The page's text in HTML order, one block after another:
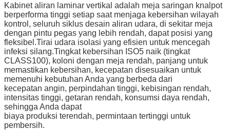
Kabinet aliran laminar vertikal adalah meja saringan knalpot
berperforma tinggi setiap saat menjaga kebersihan wilayah
kontrol, seluruh siklus desain aliran udara, di sekitar meja
dengan pintu pegas yang lebih rendah, dapat posisi yang
fleksibel.Tirai udara isolasi yang efisien untuk mencegah
infeksi silang.Tingkat kebersihan ISO5 naik (tingkat
CLASS100), koloni dengan meja rendah, panjang untuk
memastikan kebersihan, kecepatan disesuaikan untuk
memenuhi kebutuhan Anda yang berbeda dari
kecepatan angin, perpindahan tinggi, kebisingan rendah,
intensitas tinggi, getaran rendah, konsumsi daya rendah,
sehingga Anda dapat
biaya produksi terendah, permintaan tertinggi untuk
pembersih.